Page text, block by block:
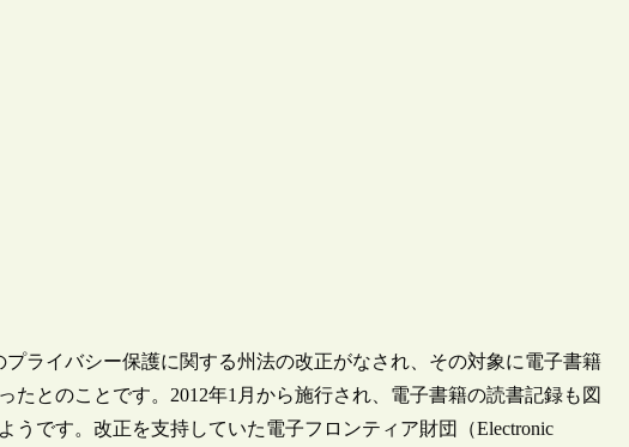
ライバシー保護に関する州法の改正がなされ、その対象に電子書籍
とのことです。2012年1月から施行され、電子書籍の読書記録も図
です。改正を支持していた電子フロンティア財団（Electronic